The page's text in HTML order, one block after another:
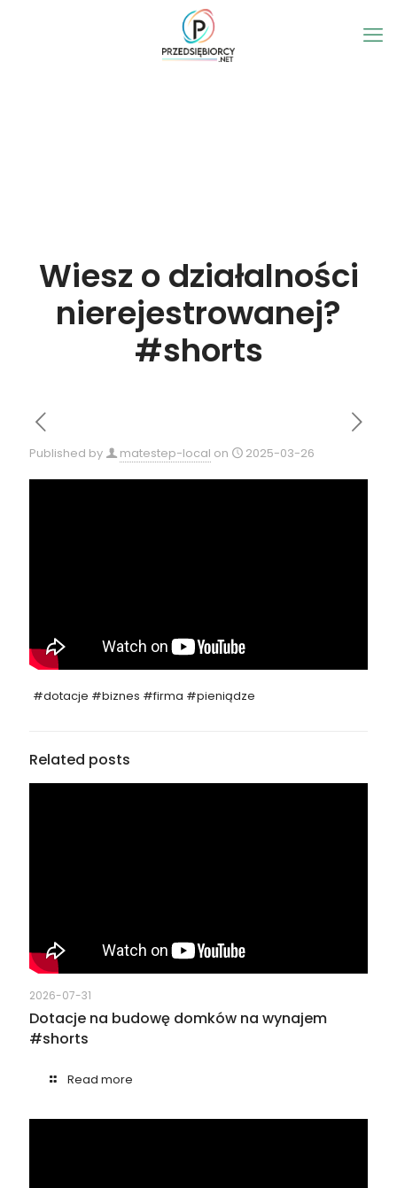
Wiesz o działalności
nierejestrowanej?
#shorts
Published by matestep-local on 2025-03-26
#dotacje #biznes #firma #pieniądze
Related posts
2026-07-31
Dotacje na budowę domków na wynajem
#shorts
Read more